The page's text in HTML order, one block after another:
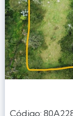
Código: